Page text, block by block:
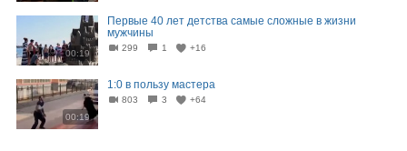
00:19
Первые 40 лет детства самые сложные в жизни
мужчины⁠⁠
299 1 +16
00:19
1:0 в пользу мастера
803 3 +64